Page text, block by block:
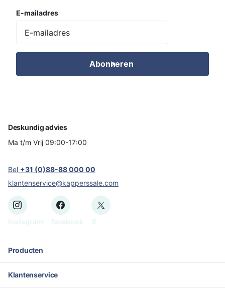
E-mailadres
Abonneren
Deskundig advies
Ma t/m Vrij 09:00-17:00
Bel +31 (0)88-88 000 00
klantenservice@kapperssale.com
Producten
Klantenservice